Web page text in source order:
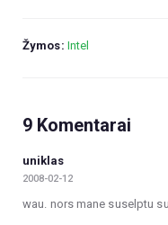
Žymos: Intel
9 Komentarai
uniklas
2008-02-12
wau. nors mane suselptu